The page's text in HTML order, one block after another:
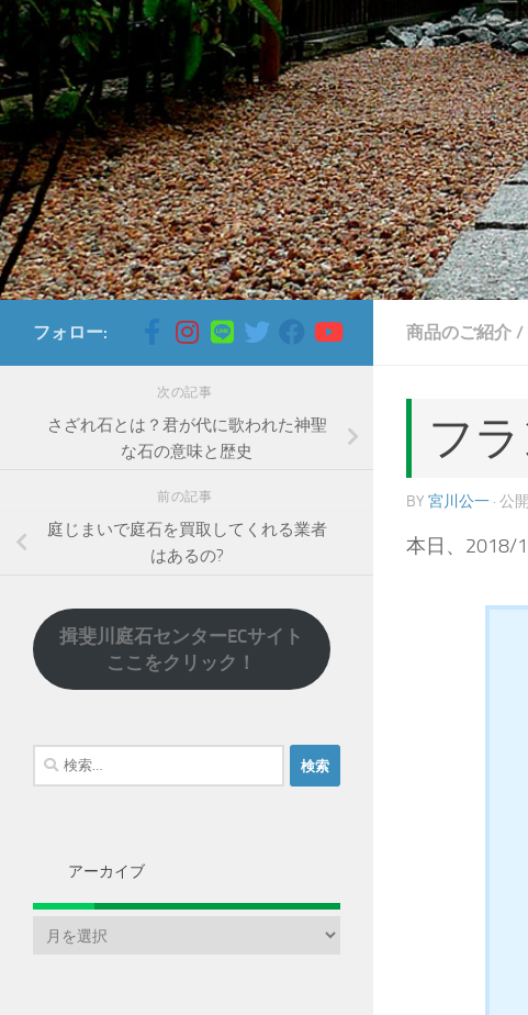
コンテンツへスキップ
商品のご紹介 /
フ
BY 宮川公一 · 公
本日、2018/
フォロー:
次の記事
さざれ石とは？君が代に歌われた神聖
な石の意味と歴史
前の記事
庭じまいで庭石を買取してくれる業者
はあるの?
揖斐川庭石センターECサイト
ここをクリック！
検
索:
アーカイブ